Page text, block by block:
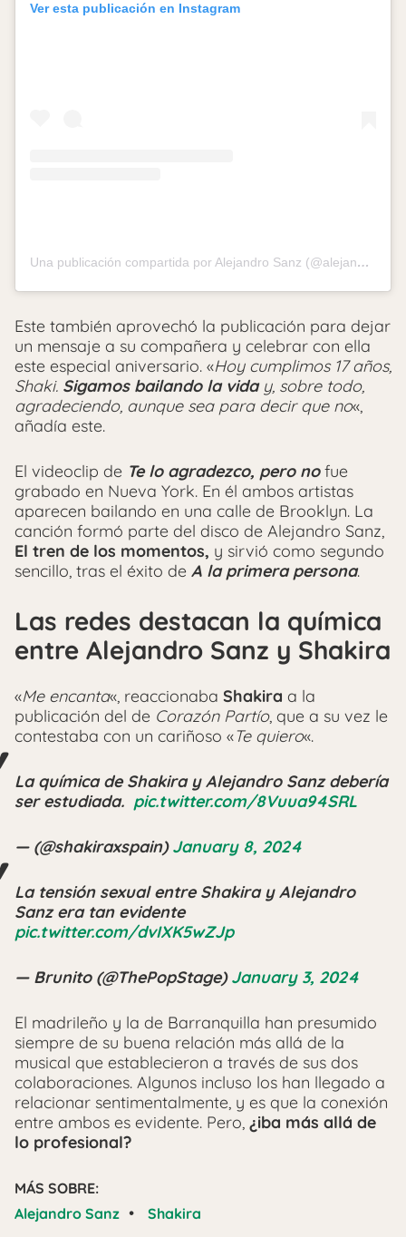
Ver esta publicación en Instagram
Una publicación compartida por Alejandro Sanz (@alejandrosanz)
Este también aprovechó la publicación para dejar
un mensaje a su compañera y celebrar con ella
este especial aniversario. «Hoy cumplimos 17 años,
Shaki. Sigamos bailando la viday, sobre todo,
agradeciendo, aunque sea para decir que no«,
añadía este.
El videoclip de Te lo agradezco, pero nofue
grabado en Nueva York. En él ambos artistas
aparecen bailando en una calle de Brooklyn. La
canción formó parte del disco de Alejandro Sanz,
El tren de los momentos, y sirvió como segundo
sencillo, tras el éxito de A la primera persona.
Las redes destacan la química
entre Alejandro Sanz y Shakira
«Me encanta«, reaccionaba Shakira a la
publicación del de Corazón Partío, que a su vez le
contestaba con un cariñoso «Te quiero«.
La química de Shakira y Alejandro Sanz debería
ser estudiada. ‍ pic.twitter.com/8Vuua94SRL
— (@shakiraxspain)January 8, 2024
La tensión sexual entre Shakira y Alejandro
Sanz era tan evidente
pic.twitter.com/dvIXK5wZJp
— Brunito (@ThePopStage)January 3, 2024
El madrileño y la de Barranquilla han presumido
siempre de su buena relación más allá de la
musical que establecieron a través de sus dos
colaboraciones. Algunos incluso los han llegado a
relacionar sentimentalmente, y es que la conexión
entre ambos es evidente. Pero, ¿iba más allá de
lo profesional?
MÁS SOBRE:
Alejandro Sanz • Shakira